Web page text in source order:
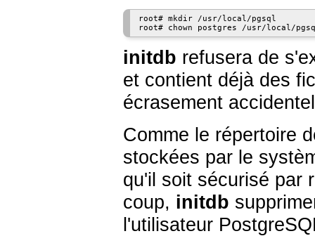
root# mkdir /usr/local/pgsql
root# chown postgres /usr/local/
initdb refusera de
et contient déjà des
écrasement
Comme le répertoire
stockées par le
qu'il soit sécurisé par
coup, initdb
l'utilisateur